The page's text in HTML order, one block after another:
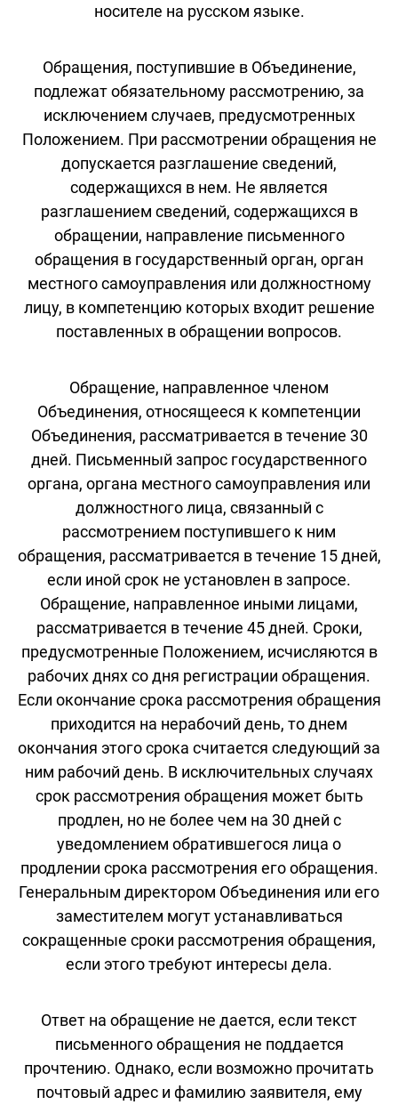
носителе на русском языке.
Обращения, поступившие в Объединение,
подлежат обязательному рассмотрению, за
исключением случаев, предусмотренных
Положением. При рассмотрении обращения не
допускается разглашение сведений,
содержащихся в нем. Не является
разглашением сведений, содержащихся в
обращении, направление письменного
обращения в государственный орган, орган
местного самоуправления или должностному
лицу, в компетенцию которых входит решение
поставленных в обращении вопросов.
Обращение, направленное членом
Объединения, относящееся к компетенции
Объединения, рассматривается в течение 30
дней. Письменный запрос государственного
органа, органа местного самоуправления или
должностного лица, связанный с
рассмотрением поступившего к ним
обращения, рассматривается в течение 15 дней,
если иной срок не установлен в запросе.
Обращение, направленное иными лицами,
рассматривается в течение 45 дней. Сроки,
предусмотренные Положением, исчисляются в
рабочих днях со дня регистрации обращения.
Если окончание срока рассмотрения обращения
приходится на нерабочий день, то днем
окончания этого срока считается следующий за
ним рабочий день. В исключительных случаях
срок рассмотрения обращения может быть
продлен, но не более чем на 30 дней с
уведомлением обратившегося лица о
продлении срока рассмотрения его обращения.
Генеральным директором Объединения или его
заместителем могут устанавливаться
сокращенные сроки рассмотрения обращения,
если этого требуют интересы дела.
Ответ на обращение не дается, если текст
письменного обращения не поддается
прочтению. Однако, если возможно прочитать
почтовый адрес и фамилию заявителя, ему